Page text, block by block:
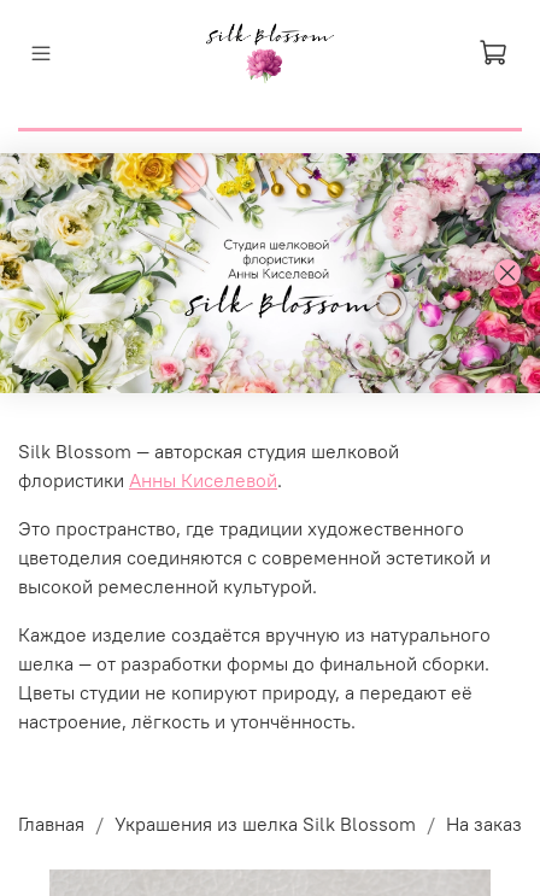
Silk Blossom — авторская студия шелковой
флористики Анны Киселевой.
Это пространство, где традиции художественного
цветоделия соединяются с современной эстетикой и
высокой ремесленной культурой.
Каждое изделие создаётся вручную из натурального
шелка — от разработки формы до финальной сборки.
Цветы студии не копируют природу, а передают её
настроение, лёгкость и утончённость.
Главная Украшения из шелка Silk Blossom На заказ